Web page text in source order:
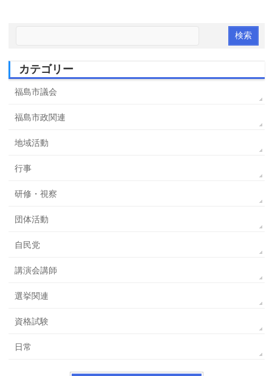
カテゴリー
福島市議会
福島市政関連
地域活動
行事
研修・視察
団体活動
自民党
講演会講師
選挙関連
資格試験
日常